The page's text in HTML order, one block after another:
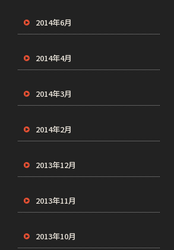
2014年6月
2014年4月
2014年3月
2014年2月
2013年12月
2013年11月
2013年10月